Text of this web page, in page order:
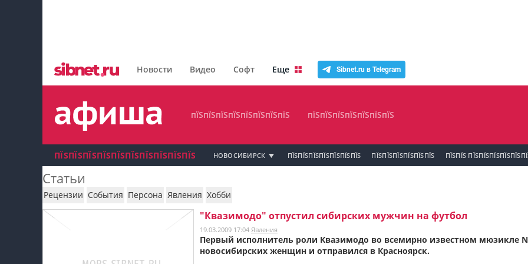
Новости Видео Софт Еще Sibnet.ru в Telegram
пїЅпїЅпїЅпїЅпїЅпїЅпїЅпїЅ
пїЅпїЅпїЅпїЅпїЅпїЅпїЅ
пїЅпїЅпїЅ пїЅпїЅпїЅпїЅпїЅпїЅпїЅ пїЅпїЅ
пїЅпїЅпїЅ пїЅпїЅпїЅпїЅпїЅпїЅпїЅ
пїЅпїЅпїЅпїЅпїЅпїЅпїЅпїЅ пїЅпїЅпїЅпїЅпїЅпїЅпїЅ
ПЇЅПЇЅПЇЅПЇЅПЇЅПЇЅПЇЅПЇЅПЇЅПЇЅ НОВОСИБИРСК ПЇЅПЇЅПЇЅПЇЅПЇЅПЇЅПЇЅ ПЇЅПЇЅПЇЅПЇЅПЇЅПЇЅ ПЇЅПЇЅ
Статьи
Рецензии События Персона Явления Хобби
"Квазимодо" отпустил сибирских мужчин на футбол
19.03.2009 17:04 Явления
Первый исполнитель роли Квазимодо во всемирно известном мюзикле
новосибирских женщин и отправился в Красноярск.